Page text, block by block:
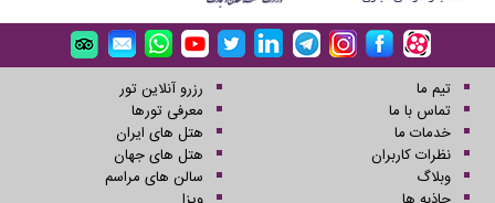
تیم ما
تماس با ما
خدمات ما
نظرات کاربران
وبلاگ
رزرو آنلاین تور
معرفی تورها
هتل های ایران
هتل های جهان
سالن های مراسم